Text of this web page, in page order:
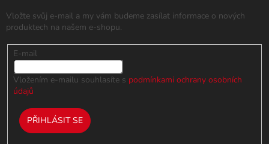
Vložte svůj e-mail a my vám budeme zasílat informace o nových
produktech na našem e-shopu.
E-mail
Vložením e-mailu souhlasíte s podmínkami ochrany osobních
údajů
PŘIHLÁSIT SE